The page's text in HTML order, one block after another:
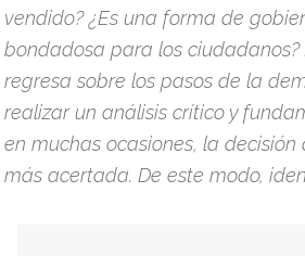
vendido? ¿Es una forma de
bondadosa para los ciudadanos?
regresa sobre los pasos de la
realizar un análisis crítico y
en muchas ocasiones, la
más acertada. De este modo,